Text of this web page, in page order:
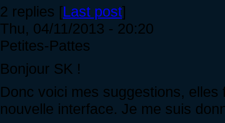
2 replies [Last post]
Thu, 04/11/2013 - 20:20
Petites-Pattes
Bonjour SK !
Donc voici mes suggestions,
nouvelle interface. Je me suis